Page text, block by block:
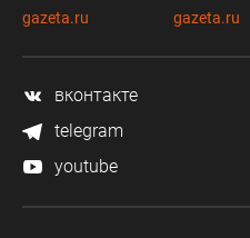
gazeta.ru
gazeta.ru
вконтакте
telegram
youtube